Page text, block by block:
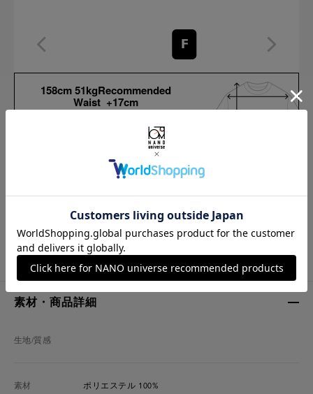
F
158cm 51kgRecommended
Waist +17cm
Find out more on your body type
59cm 44cm 36.5cm
※ 各項目の測り方はこちらをご確認ください
素材・商品詳細
生地/質感
素材 ポリエステル 100%